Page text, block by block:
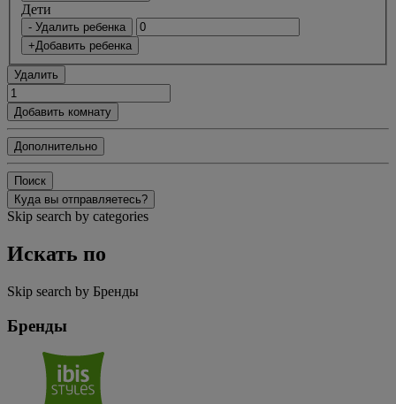
Дети
- Удалить ребенка
+Добавить ребенка
Удалить
Добавить комнату
Дополнительно
Поиск
Куда вы отправляетесь?
Skip search by categories
Искать по
Skip search by Бренды
Бренды